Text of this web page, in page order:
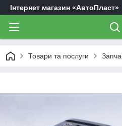
Інтернет магазин «АвтоПласт»
Товари та послуги